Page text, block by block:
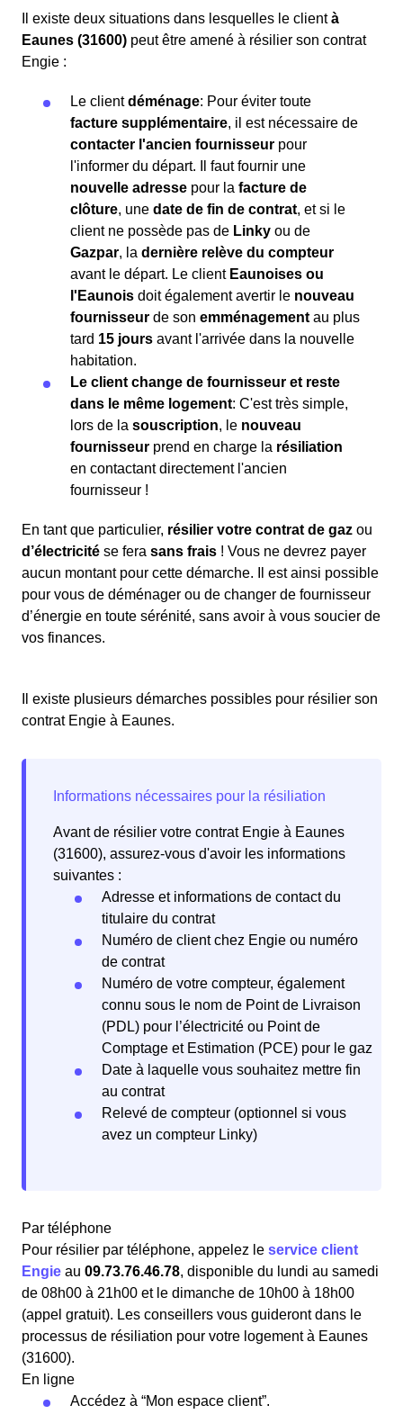
Il existe deux situations dans lesquelles le clientà
Eaunes (31600) peut être amené à résilier son contrat
Engie :
Le clientdéménage: Pour éviter toute
facture supplémentaire, il est nécessaire de
contacter l'ancien fournisseur pour
l'informer du départ. Il faut fournir une
nouvelle adresse pour la facture de
clôture, une date de fin de contrat, et si le
client ne possède pas de Linky ou de
Gazpar, la dernière relève du compteur
avant le départ. Le client Eaunoises ou
l'Eaunois doit également avertir le nouveau
fournisseur de son emménagement au plus
tard 15 jours avant l'arrivée dans la nouvelle
habitation.
Le client change de fournisseur et reste
dans le même logement: C'est très simple,
lors de la souscription, le nouveau
fournisseur prend en charge la résiliation
en contactant directement l'ancien
fournisseur !
En tant que particulier, résilier votre contrat de gaz ou
d’électricité se fera sans frais ! Vous ne devrez payer
aucun montant pour cette démarche. Il est ainsi possible
pour vous de déménager ou de changer de fournisseur
d’énergie en toute sérénité, sans avoir à vous soucier de
vos finances.
Il existe plusieurs démarches possibles pour résilier son
contrat Engie à Eaunes.
Avant de résilier votre contrat Engie à Eaunes
(31600), assurez-vous d'avoir les informations
suivantes :
Adresse et informations de contact du
titulaire du contrat
Numéro de client chez Engie ou numéro
de contrat
Numéro de votre compteur, également
connu sous le nom de Point de Livraison
(PDL) pour l’électricité ou Point de
Comptage et Estimation (PCE) pour le gaz
Date à laquelle vous souhaitez mettre fin
au contrat
Relevé de compteur (optionnel si vous
avez un compteur Linky)
Par téléphone
Pour résilier par téléphone, appelez le service client
Engie au 09.73.76.46.78, disponible du lundi au samedi
de 08h00 à 21h00 et le dimanche de 10h00 à 18h00
(appel gratuit). Les conseillers vous guideront dans le
processus de résiliation pour votre logement à Eaunes
(31600).
En ligne
Accédez à “Mon espace client”.